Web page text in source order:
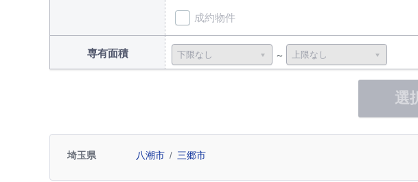
成約物件
専有面積
選
埼玉県 八潮市 三郷市